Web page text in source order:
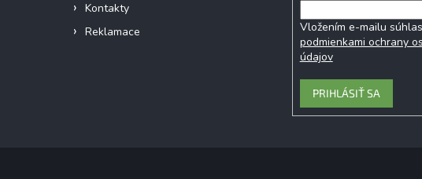
Kontakty
Reklamace
Vložením e-mailu
podmienkami ochrany
údajov
PRIHLÁSIŤ SA